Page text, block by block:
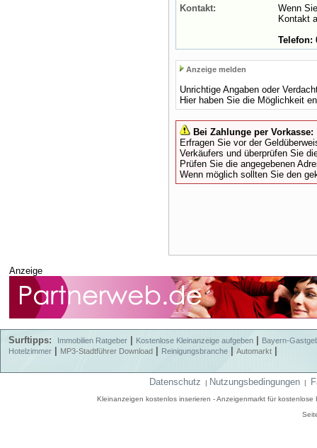
Kontakt:
Wenn
Kontakt
Telefon:
Anzeige melden
Unrichtige Angaben oder
Hier haben Sie die Möglichkeit
Bei Zahlunge per Vorkasse:
Erfragen Sie vor der
Verkäufers und überprüfen Sie
Prüfen Sie die angegebenen
Wenn möglich sollten Sie den
Anzeige
Surftipps: Immobilien Ratgeber Kostenlose Kleinanzeige aufgeben
Bayern-
Hotelzimmer
MP3-Stadtführer Download Reinigungsbranche Automarkt
Datenschutz | Nutzungsbedingungen|
Kleinanzeigen kostenlos inserieren - Anzeigenmarkt für